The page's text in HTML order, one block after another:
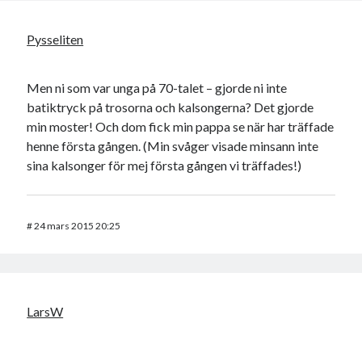
Pysseliten
Men ni som var unga på 70-talet – gjorde ni inte
batiktryck på trosorna och kalsongerna? Det gjorde
min moster! Och dom fick min pappa se när har träffade
henne första gången. (Min svåger visade minsann inte
sina kalsonger för mej första gången vi träffades!)
#24 mars 2015 20:25
LarsW